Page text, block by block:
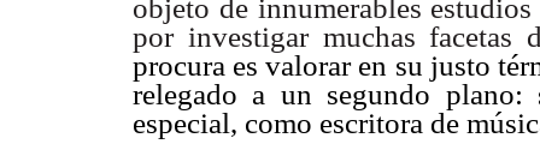
objeto de innumerables
por investigar muchas
procura es valorar en su justo
relegado a un segundo
especial, como escritora de